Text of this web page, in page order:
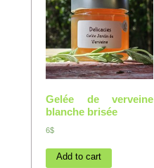
Gelée de verveine
blanche brisée
6$
Add to cart